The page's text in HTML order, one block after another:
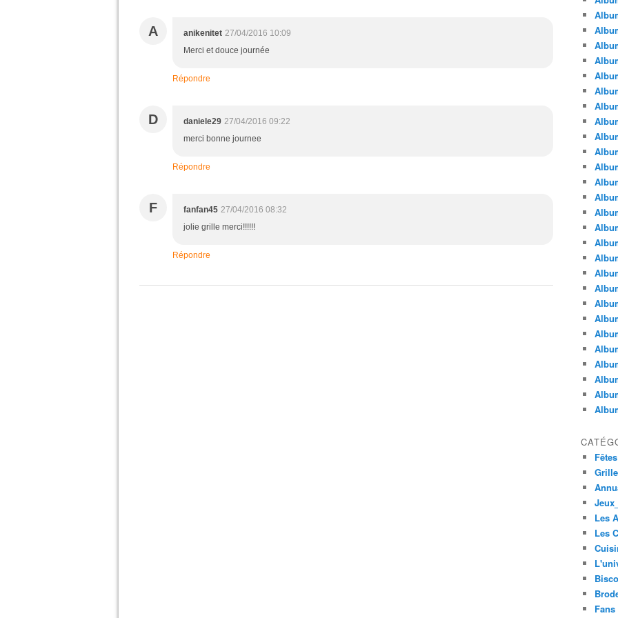
A anikenitet 27/04/2016 10:09
Merci et douce journée
Répondre
D daniele29 27/04/2016 09:22
merci bonne journee
Répondre
F fanfan45 27/04/2016 08:32
jolie grille merci!!!!!!
Répondre
Fêtes
Les
Les
Fans